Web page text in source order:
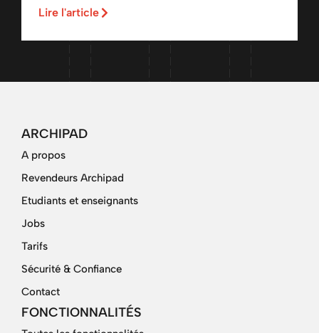
Lire l'article
ARCHIPAD
A propos
Revendeurs Archipad
Etudiants et enseignants
Jobs
Tarifs
Sécurité & Confiance
Contact
FONCTIONNALITÉS